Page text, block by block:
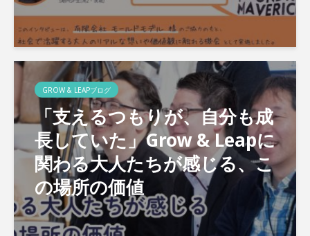
GROW & LEAPブログ
「支えるつもりが、自分も成
長していた」Grow & Leapに
関わる大人たちが感じる、こ
の場所の価値